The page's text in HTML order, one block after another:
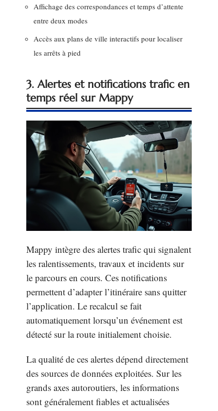
Affichage des correspondances et temps d’attente
entre deux modes
Accès aux plans de ville interactifs pour localiser
les arrêts à pied
3. Alertes et notifications trafic en
temps réel sur Mappy
Mappy intègre des alertes trafic qui signalent
les ralentissements, travaux et incidents sur
le parcours en cours. Ces notifications
permettent d’adapter l’itinéraire sans quitter
l’application. Le recalcul se fait
automatiquement lorsqu’un événement est
détecté sur la route initialement choisie.
La qualité de ces alertes dépend directement
des sources de données exploitées. Sur les
grands axes autoroutiers, les informations
sont généralement fiables et actualisées